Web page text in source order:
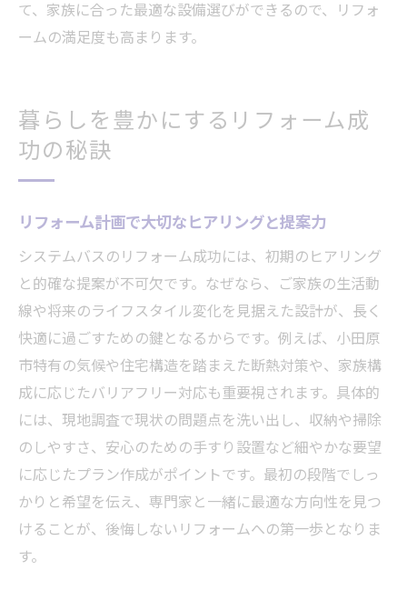
て、家族に合った最適な設備選びができるので、リフォ
ームの満足度も高まります。
暮らしを豊かにするリフォーム成
功の秘訣
リフォーム計画で大切なヒアリングと提案力
システムバスのリフォーム成功には、初期のヒアリング
と的確な提案が不可欠です。なぜなら、ご家族の生活動
線や将来のライフスタイル変化を見据えた設計が、長く
快適に過ごすための鍵となるからです。例えば、小田原
市特有の気候や住宅構造を踏まえた断熱対策や、家族構
成に応じたバリアフリー対応も重要視されます。具体的
には、現地調査で現状の問題点を洗い出し、収納や掃除
のしやすさ、安心のための手すり設置など細やかな要望
に応じたプラン作成がポイントです。最初の段階でしっ
かりと希望を伝え、専門家と一緒に最適な方向性を見つ
けることが、後悔しないリフォームへの第一歩となりま
す。